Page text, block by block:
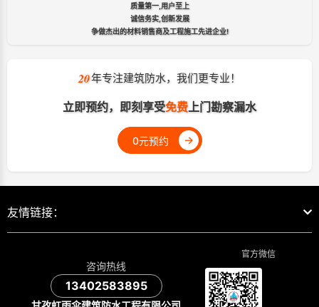
质量第一,用户至上
诚信务实,创新发展
争做杰出的材料销售商及工程施工先进企业!
20年专注建筑防水，我们更专业！
立即预约，即刻享受免费 上门勘察漏水
0元预约 →
友情链接：
咨询热线
13402583895
官方微信